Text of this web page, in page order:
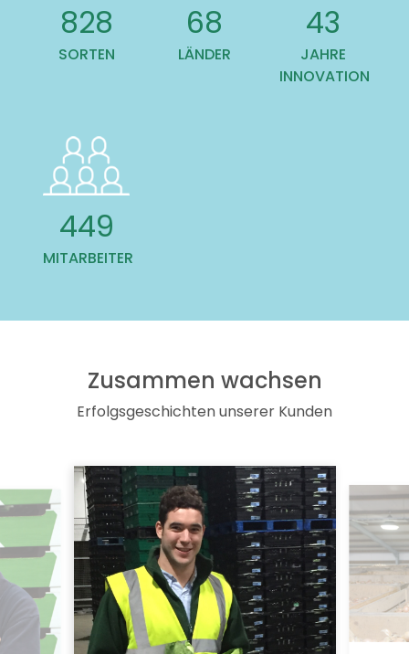
866
SORTEN
71
LÄNDER
45
JAHRE
INNOVATION
470
MITARBEITER
Zusammen wachsen
Erfolgsgeschichten unserer Kunden